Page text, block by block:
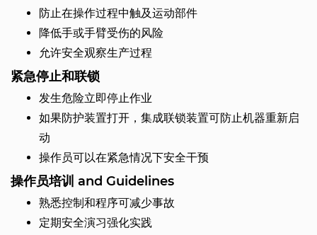
防止在操作过程中触及运动部件
降低手或手臂受伤的风险
允许安全观察生产过程
紧急停止和联锁
发生危险立即停止作业
如果防护装置打开，集成联锁装置可防止机器重新启
动
操作员可以在紧急情况下安全干预
操作员培训 and Guidelines
熟悉控制和程序可减少事故
定期安全演习强化实践